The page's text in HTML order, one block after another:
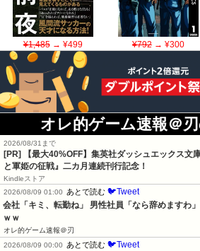
¥1,485→ ¥499 ¥792→ ¥300
オレ的ゲーム速報＠
2026/08/31まで
[PR]
【最大40%OFF】集英社ダッシュエックス文
と軍姫の征戦』二カ月連続刊行記念！
Kindleストア
2026/08/09 01:00
あとで読む 🐦Tweet
会社「キミ、転勤ね」 男性社員「なら辞めますわ
ｗｗ
オレ的ゲーム速報＠刃
2026/08/09 00:00
あとで読む 🐦Tweet